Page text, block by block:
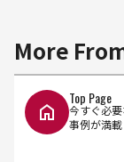
More
Top Page
今すぐ必
事例が満載